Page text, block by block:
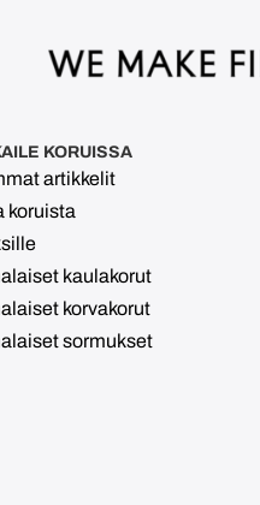
KORUISSA
artikkelit
koruista
kaulakorut
korvakorut
sormukset